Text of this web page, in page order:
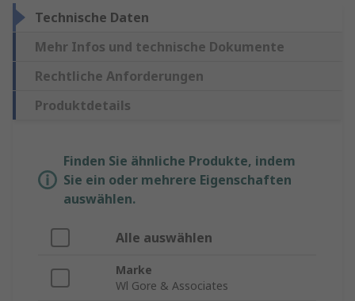
Technische Daten
Mehr Infos und technische Dokumente
Rechtliche Anforderungen
Produktdetails
Finden Sie ähnliche Produkte, indem
Sie ein oder mehrere Eigenschaften
auswählen.
Alle auswählen
Marke
Wl Gore & Associates